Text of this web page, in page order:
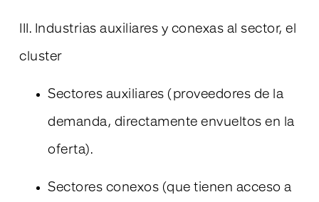
III. Industrias auxiliares y conexas al sector, el
cluster
Sectores auxiliares (proveedores de la
demanda, directamente envueltos en la
oferta).
Sectores conexos (que tienen acceso a